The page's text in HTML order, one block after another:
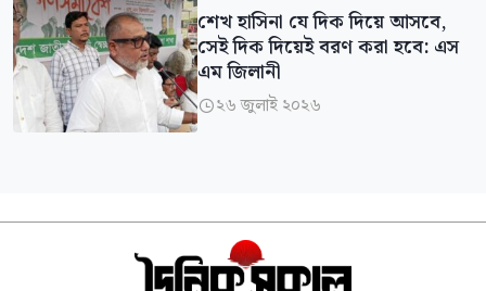
শেখ হাসিনা যে দিক দিয়ে আসবে,
সেই দিক দিয়েই বরণ করা হবে: এস
এম জিলানী
২৬ জুলাই ২০২৬